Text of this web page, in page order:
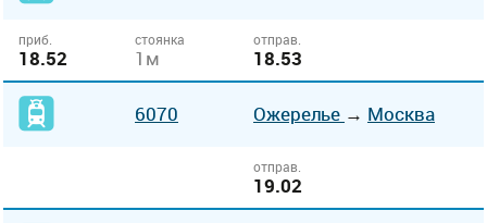
приб.
18.52
стоянка
1м
отправ.
18.53
6070 Ожерелье → Москва
отправ.
19.02